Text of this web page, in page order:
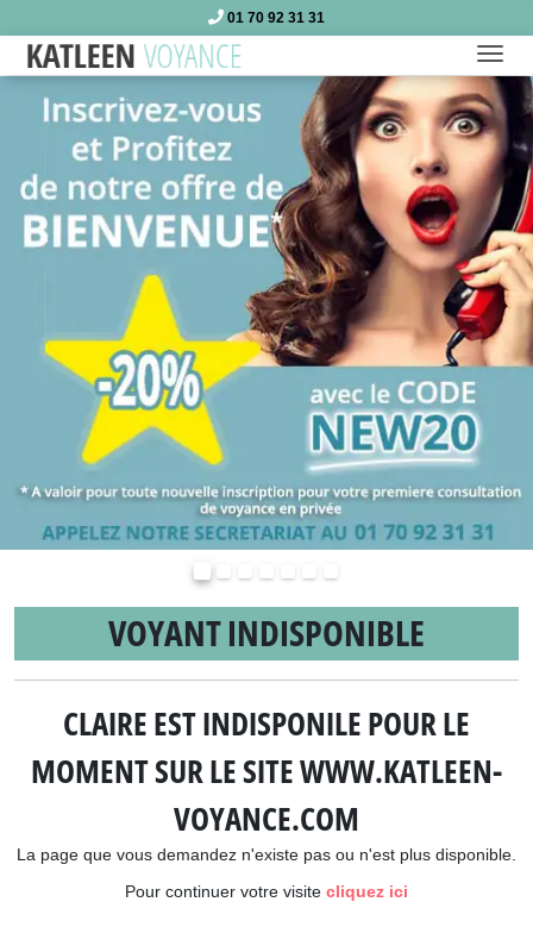
01 70 92 31 31
VOYANT INDISPONIBLE
CLAIRE EST INDISPONILE POUR LE
MOMENT SUR LE SITE WWW.KATLEEN-
VOYANCE.COM
La page que vous demandez n'existe pas ou n'est plus disponible.
Pour continuer votre visite cliquez ici